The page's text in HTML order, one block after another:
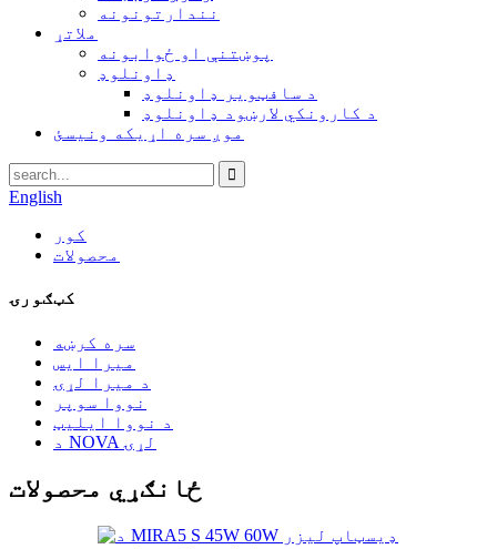
نندارتونونه
ملاتړ
پوښتنې او ځوابونه
ډاونلوډ
د سافټویر ډاونلوډ
د کارونکي لارښود ډاونلوډ
موږ سره اړیکه ونیسئ
English
کور
محصولات
کټګورۍ
سره کرښه
میرا ایس
د میرا لړۍ
نووا سوپر
د نووا ایلیټ
د NOVA لړۍ
ځانګړي محصولات